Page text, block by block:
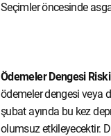
Seçimler öncesinde
Ödemeler Dengesi
ödemeler dengesi veya
şubat ayında bu kez
olumsuz etkileyecektir.